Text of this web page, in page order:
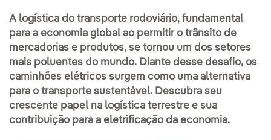
A logística do transporte rodoviário, fundamental
para a economia global ao permitir o trânsito de
mercadorias e produtos, se tornou um dos setores
mais poluentes do mundo. Diante desse desafio, os
caminhões elétricos surgem como uma alternativa
para o transporte sustentável. Descubra seu
crescente papel na logística terrestre e sua
contribuição para a eletrificação da economia.